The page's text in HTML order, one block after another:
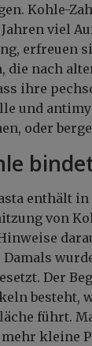
Kohle-
viel
erfreuen
die nach
ihre
und
oder
enthält
von
Damals
Der
besteht,
führt.
kleine